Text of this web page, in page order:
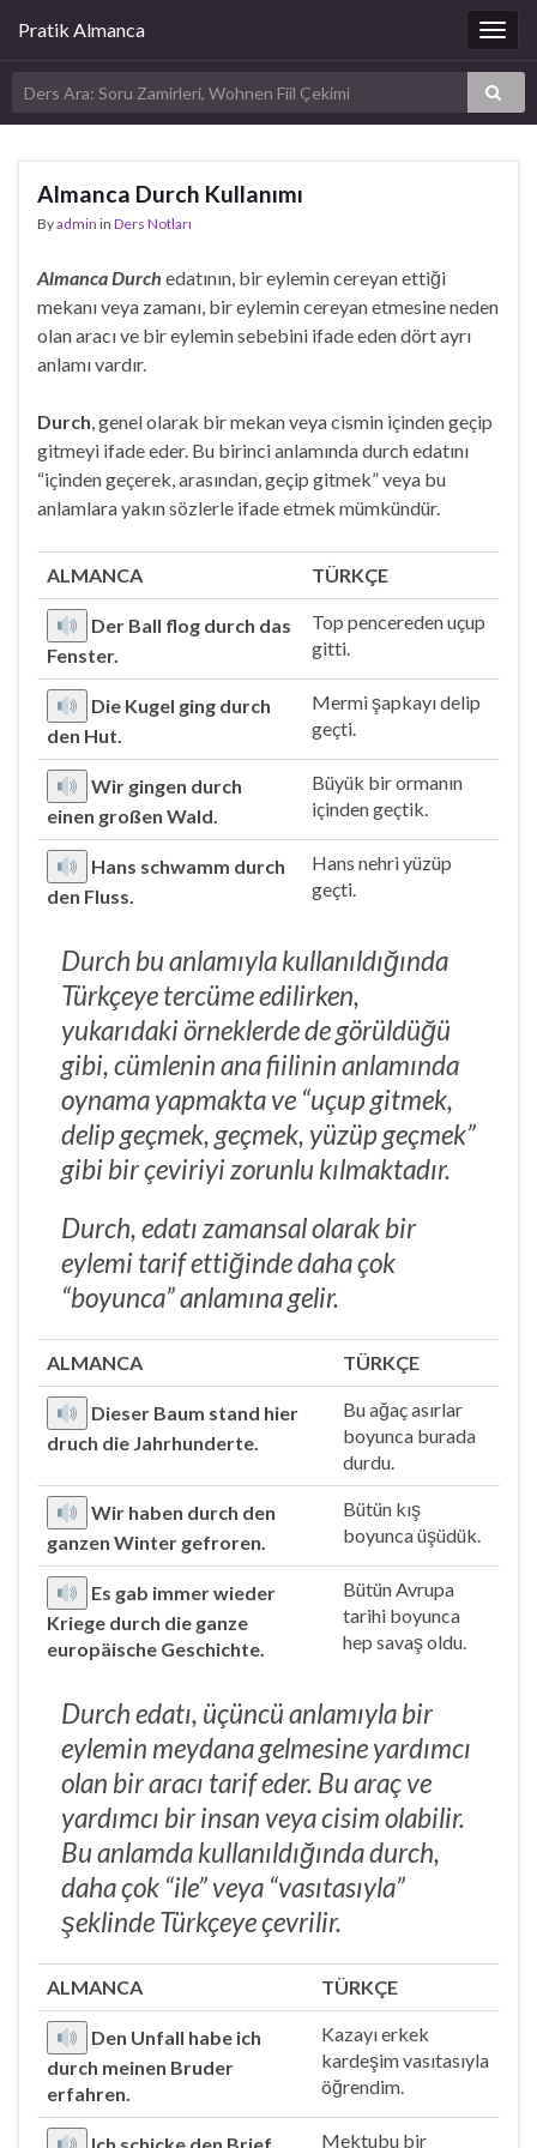
Pratik Almanca
Almanca Durch Kullanımı
Byadmin in Ders Notları
Almanca Durch edatının, bir eylemin cereyan ettiği
mekanı veya zamanı, bir eylemin cereyan etmesine neden
olan aracı ve bir eylemin sebebini ifade eden dört ayrı
anlamı vardır.
Durch, genel olarak bir mekan veya cismin içinden geçip
gitmeyi ifade eder. Bu birinci anlamında durch edatını
“içinden geçerek, arasından, geçip gitmek” veya bu
anlamlara yakın sözlerle ifade etmek mümkündür.
ALMANCA TÜRKÇE
Der Ball flog durch das
Fenster.
Top pencereden uçup
gitti.
Die Kugel ging durch
den Hut.
Mermi şapkayı delip
geçti.
Wir gingen durch
einen großen Wald.
Büyük bir ormanın
içinden geçtik.
Hans schwamm durch
den Fluss.
Hans nehri yüzüp
geçti.
Durch bu anlamıyla kullanıldığında
Türkçeye tercüme edilirken,
yukarıdaki örneklerde de görüldüğü
gibi, cümlenin ana fiilinin anlamında
oynama yapmakta ve “uçup gitmek,
delip geçmek, geçmek, yüzüp geçmek”
gibi bir çeviriyi zorunlu kılmaktadır.
Durch, edatı zamansal olarak bir
eylemi tarif ettiğinde daha çok
“boyunca” anlamına gelir.
ALMANCA TÜRKÇE
Dieser Baum stand hier
druch die Jahrhunderte.
Bu ağaç asırlar
boyunca burada
durdu.
Wir haben durch den
ganzen Winter gefroren.
Bütün kış
boyunca üşüdük.
Es gab immer wieder
Kriege durch die ganze
europäische Geschichte.
Bütün Avrupa
tarihi boyunca
hep savaş oldu.
Durch edatı, üçüncü anlamıyla bir
eylemin meydana gelmesine yardımcı
olan bir aracı tarif eder. Bu araç ve
yardımcı bir insan veya cisim olabilir.
Bu anlamda kullanıldığında durch,
daha çok “ile” veya “vasıtasıyla”
şeklinde Türkçeye çevrilir.
ALMANCA TÜRKÇE
Den Unfall habe ich
durch meinen Bruder
erfahren.
Kazayı erkek
kardeşim vasıtasıyla
öğrendim.
Mektubu bir